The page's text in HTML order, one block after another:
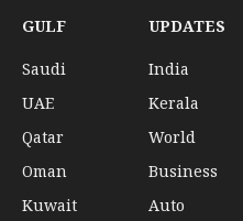
GULF
Saudi
UAE
Qatar
Oman
Kuwait
UPDATES
India
Kerala
World
Business
Auto